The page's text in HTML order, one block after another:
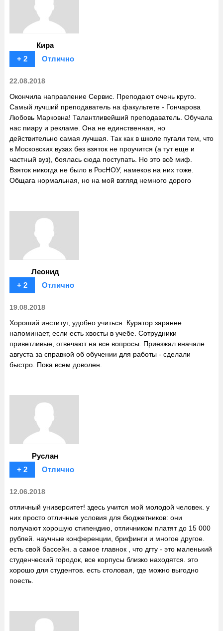
Кира
+ 2
Отлично
22.08.2018
Окончила направление Сервис. Преподают очень круто.
Самый лучший преподаватель на факультете - Гончарова
Любовь Марковна! Талантливейший преподаватель. Обучала
нас пиару и рекламе. Она не единственная, но
действительно самая лучшая. Так как в школе пугали тем, что
в Московских вузах без взяток не проучится (а тут еще и
частный вуз), боялась сюда поступать. Но это всё миф.
Взяток никогда не было в РосНОУ, намеков на них тоже.
Общага нормальная, но на мой взгляд немного дорого
Леонид
+ 2
Отлично
19.08.2018
Хороший институт, удобно учиться. Куратор заранее
напоминает, если есть хвосты в учебе. Сотрудники
приветливые, отвечают на все вопросы. Приезжал вначале
августа за справкой об обучении для работы - сделали
быстро. Пока всем доволен.
Руслан
+ 2
Отлично
12.06.2018
отличный университет! здесь учится мой молодой человек. у
них просто отличные условия для бюджетников: они
получают хорошую стипендию, отличником платят до 15 000
рублей. научные конференции, брифинги и многое другое.
есть свой бассейн. а самое главнок , что дгту - это маленький
студенческий городок, все корпусы близко находятся. это
хорошо для студентов. есть столовая, где можно выгодно
поесть.